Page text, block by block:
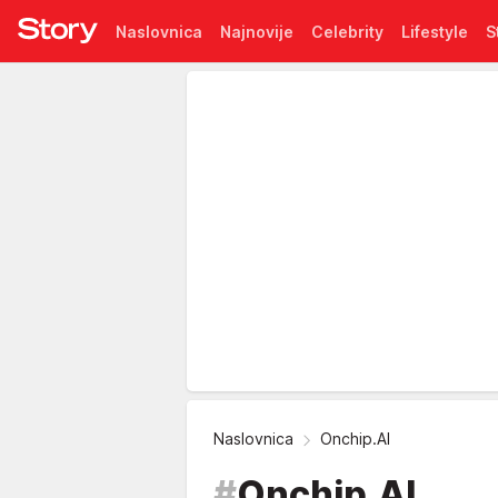
Naslovnica Najnovije Celebrity Lifestyle
Naslovnica Onchip.AI